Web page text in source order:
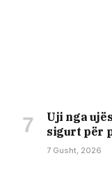
Uji nga
sigurt për
7 Gusht, 2026